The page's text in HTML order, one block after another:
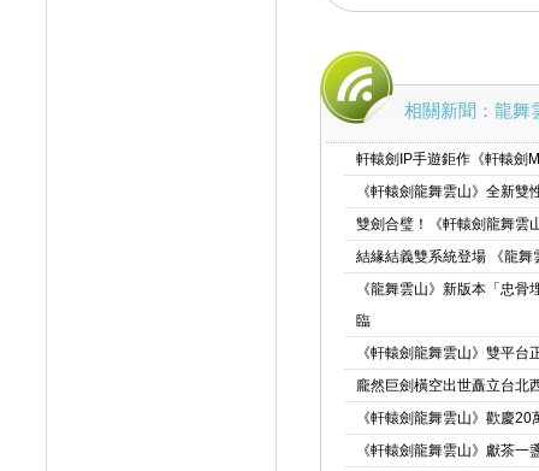
相關新聞：龍舞
軒轅劍IP手遊鉅作《軒轅劍
《軒轅劍龍舞雲山》全新雙
雙劍合璧！《軒轅劍龍舞
結緣結義雙系統登場 《龍
《龍舞雲山》新版本「忠
臨
《軒轅劍龍舞雲山》雙平
龐然巨劍橫空出世矗立台北
《軒轅劍龍舞雲山》歡慶
《軒轅劍龍舞雲山》獻茶